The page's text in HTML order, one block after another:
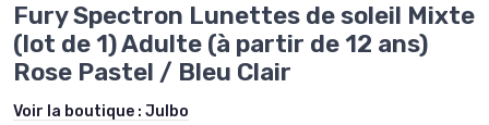
Fury Spectron Lunettes de soleil Mixte
(lot de 1) Adulte (à partir de 12 ans)
Rose Pastel / Bleu Clair
Voir la boutique : Julbo